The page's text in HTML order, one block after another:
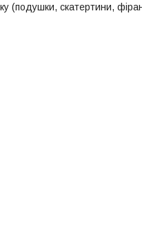
(подушки, скатертини,